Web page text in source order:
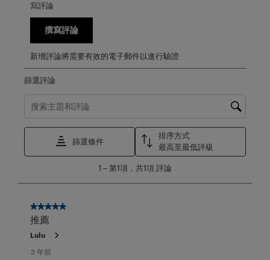
寫評論
撰寫評論
新增評論將需要有效的電子郵件以進行驗證
篩選評論
搜尋主題和評論搜尋區域
篩選條件
排序方式
最高至最低評級
第
項，
1 –第1項，共1項評論
5星，共5星。
推薦
Lulu
3 年前